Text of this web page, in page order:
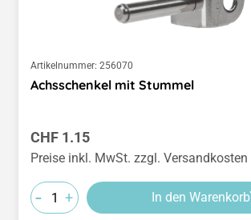
Artikelnummer: 256070
Achsschenkel mit Stummel
Regulärer Preis:
CHF 1.15
Preise inkl. MwSt. zzgl. Versandkosten
- + In den Warenkorb